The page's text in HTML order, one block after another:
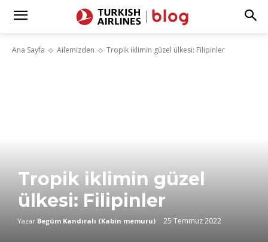
Ana Sayfa Ailemizden Tropik iklimin güzel ülkesi: Filipinler
Tropik iklimin güzel
ülkesi: Filipinler
Yazar Begüm Kandıralı (Kabin memuru) 25 Temmuz 2022